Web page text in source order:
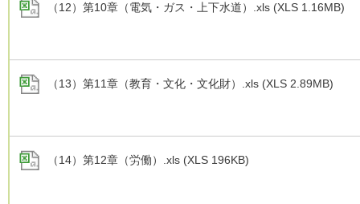
（12）第10章（電気・ガス・上下水道）.xls (XLS 1.16MB)
（13）第11章（教育・文化・文化財）.xls (XLS 2.89MB)
（14）第12章（労働）.xls (XLS 196KB)